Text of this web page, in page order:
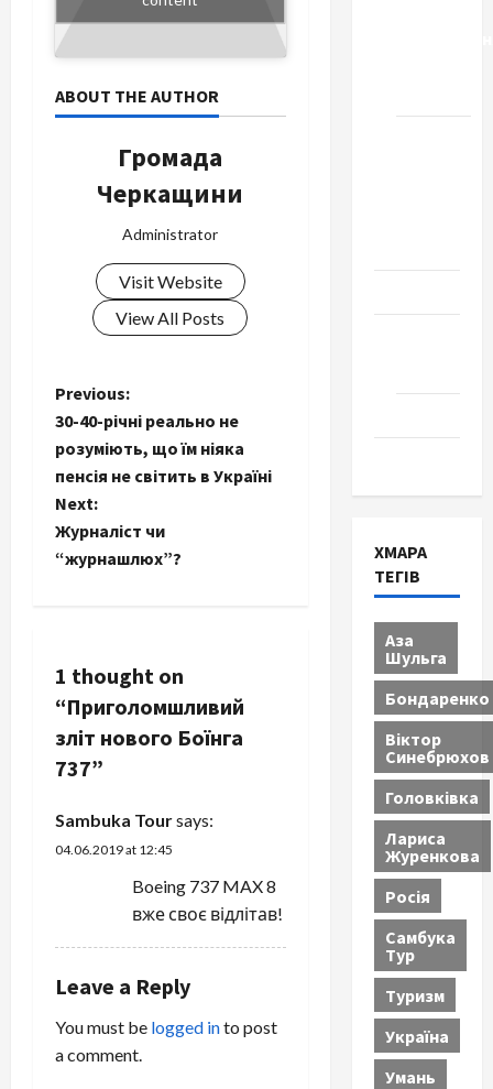
ABOUT THE AUTHOR
Громада
Черкащини
Administrator
Visit Website
View All Posts
P
o
s
t
v
i
g
a
t
o
n
Previous:
30-40-річні реально не
розуміють, що їм ніяка
пенсія не світить в Україні
Next:
Журналіст чи
“журнашлюх”?
1 thought on
“Приголомшливий
зліт нового Боїнга
737”
Sambuka Toursays:
04.06.2019 at 12:45
Boeing 737 MAX 8
вже своє відлітав!
Leave a Reply
You must be logged into post
a comment.
ХМАРА
ТЕГІВ
Аза
Шульга
Бондаренко
Віктор
Синебрюхов
Головківка
Лариса
Журенкова
Росія
Самбука
Тур
Туризм
Україна
Умань